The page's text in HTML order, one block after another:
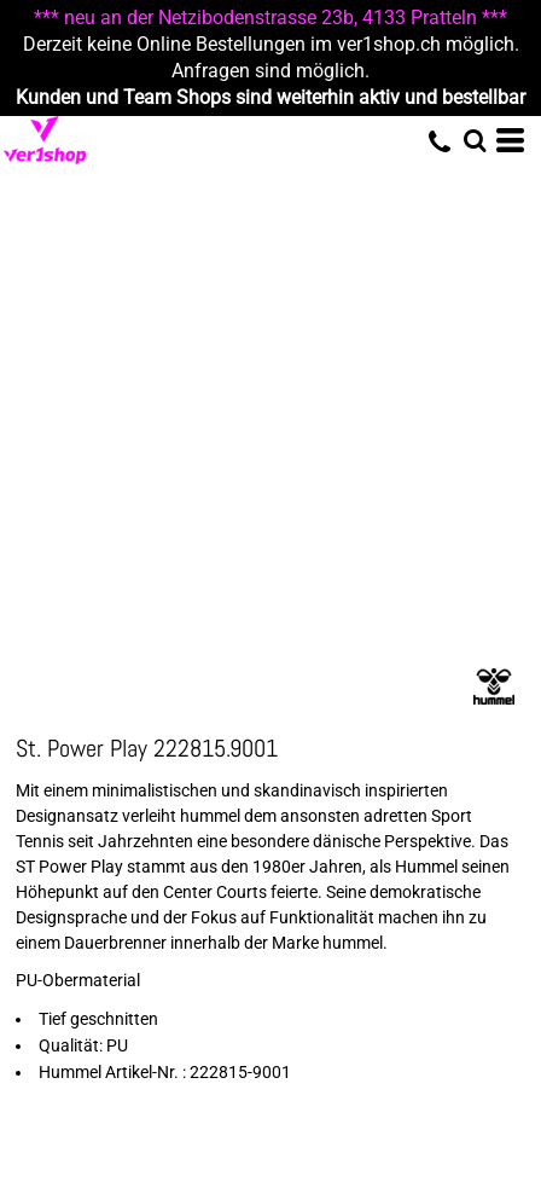
*** neu an der Netzibodenstrasse 23b, 4133 Pratteln ***
Derzeit keine Online Bestellungen im ver1shop.ch möglich.
Anfragen sind möglich.
Kunden und Team Shops sind weiterhin aktiv und bestellbar
St. Power Play 222815.9001
Mit einem minimalistischen und skandinavisch inspirierten
Designansatz verleiht hummel dem ansonsten adretten Sport
Tennis seit Jahrzehnten eine besondere dänische Perspektive. Das
ST Power Play stammt aus den 1980er Jahren, als Hummel seinen
Höhepunkt auf den Center Courts feierte. Seine demokratische
Designsprache und der Fokus auf Funktionalität machen ihn zu
einem Dauerbrenner innerhalb der Marke hummel.
PU-Obermaterial
Tief geschnitten
Qualität: PU
Hummel Artikel-Nr. : 222815-9001